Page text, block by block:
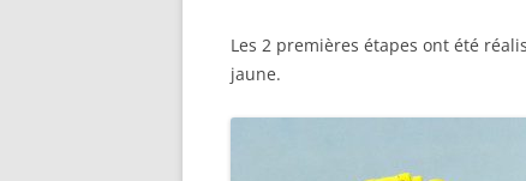
Les 2 premières étapes ont été
jaune.